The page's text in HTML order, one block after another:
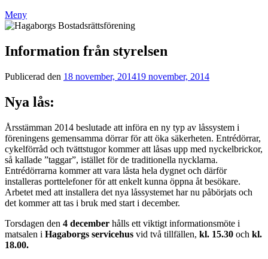
Meny
Information från styrelsen
Publicerad den 18 november, 201419 november, 2014
Nya lås:
Årsstämman 2014 beslutade att införa en ny typ av låssystem i
föreningens gemensamma dörrar för att öka säkerheten. Entrédörrar,
cykelförråd och tvättstugor kommer att låsas upp med nyckelbrickor,
så kallade ”taggar”, istället för de traditionella nycklarna.
Entrédörrarna kommer att vara låsta hela dygnet och därför
installeras porttelefoner för att enkelt kunna öppna åt besökare.
Arbetet med att installera det nya låssystemet har nu påbörjats och
det kommer att tas i bruk med start i december.
Torsdagen den 4 december hålls ett viktigt informationsmöte i
matsalen i Hagaborgs servicehus vid två tillfällen, kl. 15.30 och kl.
18.00.